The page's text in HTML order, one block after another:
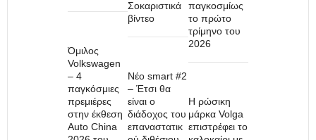
Όμιλος
Volkswagen
– 4
παγκόσμιες
πρεμιέρες
στην έκθεση
Auto China
Σοκαριστικά
βίντεο
Nέο smart #2
– Έτσι θα
είναι ο
διάδοχος του
επαναστατικ
παγκοσμίως
το πρώτο
τρίμηνο του
2026
H ρώσικη
μάρκα Volga
επιστρέφει το